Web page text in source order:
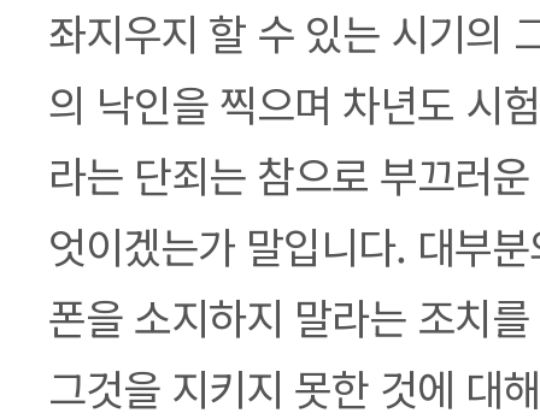
좌지우지 할 수 있는 시기의
의 낙인을 찍으며 차년도 시
라는 단죄는 참으로 부끄러
엇이겠는가 말입니다. 대부
폰을 소지하지 말라는 조치
그것을 지키지 못한 것에 대